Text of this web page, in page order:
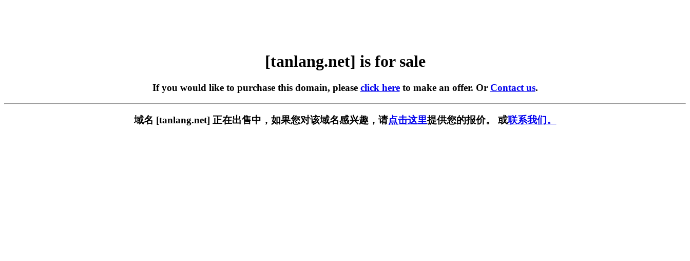
[tanlang.net] is for sale
If you would like to purchase this domain, please click hereto make an offer. Or Contact us.
域名 [tanlang.net] 正在出售中，如果您对该域名感兴趣，请点击这里提供您的报价。 或联系我们。